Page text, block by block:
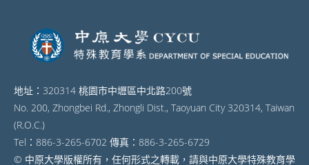
地址：320314 桃園市中壢區中北路200號
No. 200, Zhongbei Rd., Zhongli Dist., Taoyuan City 320314, Taiwan
(R.O.C.)
Tel：886-3-265-6702 傳真：886-3-265-6729
© 中原大學版權所有，任何形式之轉載，請與中原大學特殊教育學